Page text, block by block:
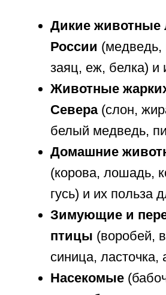
ветер, град.
Свойства воды:
отсутствие запаха,
замерзать и испаряться.
Небесные объекты:
Луна, звезды, планета Земля
основы смены дня и ночи.
Природные материалы:
песок, глина, почва и их
простейшее применение
человеком.
Понимание признаков времен года
позволяет ребенку планировать
деятельность: он знает, когда
надеть валенки, а когда можно
самокат. Обсуждая погоду и климат,
мы учим ребенка наблюдать